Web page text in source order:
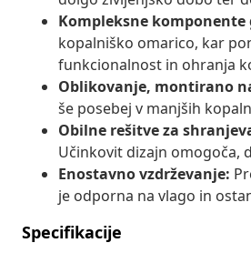
Kompleksne
kopalniško omarico, kar
funkcionalnost in ohranja
Oblikovanje, montirano
še posebej v manjših
Obilne rešitve za
Učinkovit dizajn omogoča,
Enostavno vzdrževanje:
je odporna na vlago in
Specifikacije